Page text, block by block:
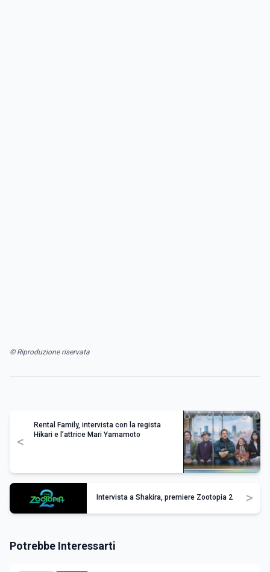
© Riproduzione riservata
<
Rental Family, intervista con la regista
Hikari e l’attrice Mari Yamamoto
Intervista a Shakira, premiere Zootopia 2 >
Potrebbe Interessarti